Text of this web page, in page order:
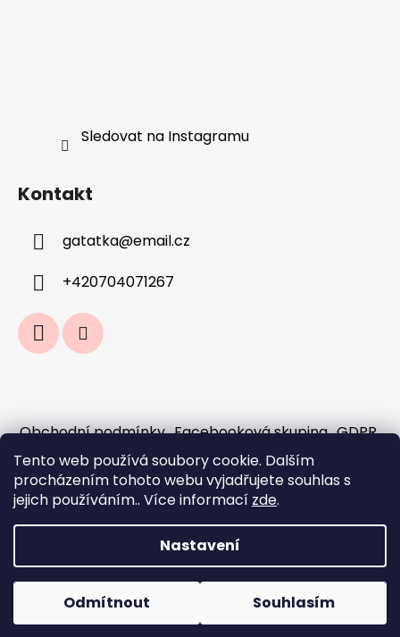
Tento web používá soubory cookie. Dalším
procházením tohoto webu vyjadřujete souhlas s
jejich používáním.. Více informací zde.
Nastavení
Odmítnout Souhlasím
Sledovat na Instagramu
Kontakt
gatatka@email.cz
+420704071267
Obchodní podmínky Facebooková skupina GDPR
Jak fungují předobjednávky a sloučení
objednávek?
Doprava a platba
Vytvořil Shoptet
Copyright 2026Gaťátka - galanterie. Všechna
práva vyhrazena.